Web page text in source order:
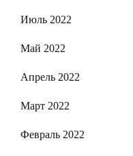
Июль 2022
Май 2022
Апрель 2022
Март 2022
Февраль 2022